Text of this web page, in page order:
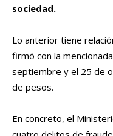
sociedad.
Lo anterior tiene
firmó con la
septiembre y el 25 de
de pesos.
En concreto, el